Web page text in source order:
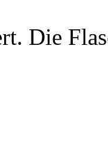
Die